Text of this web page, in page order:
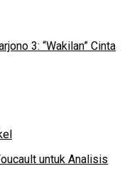
3: “Wakilan” Cinta
untuk Analisis